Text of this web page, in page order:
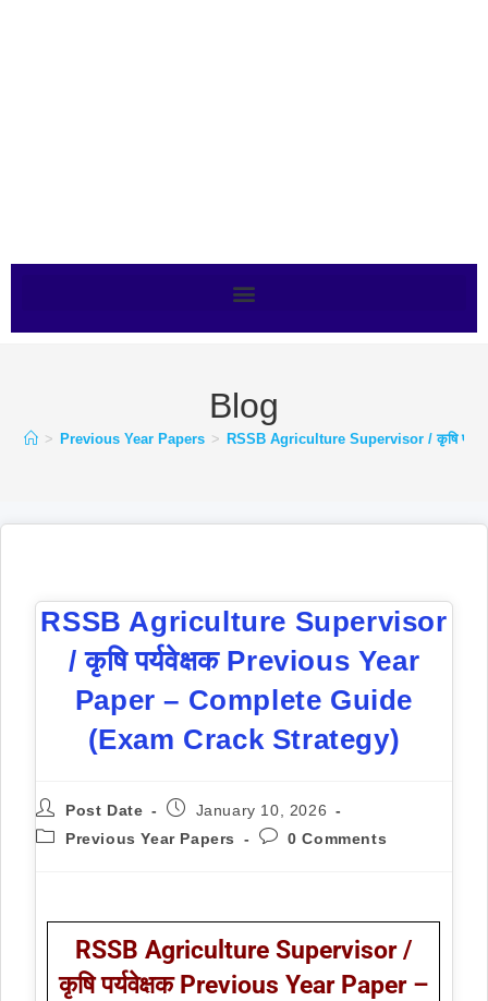
Blog
> Previous Year Papers > RSSB Agriculture Supervisor / कृषि
RSSB Agriculture Supervisor
/ कृषि पर्यवेक्षक Previous Year
Paper – Complete Guide
(Exam Crack Strategy)
Post Date
January 10, 2026
Previous Year Papers
0 Comments
RSSB Agriculture Supervisor /
कृषि पर्यवेक्षक Previous Year Paper –